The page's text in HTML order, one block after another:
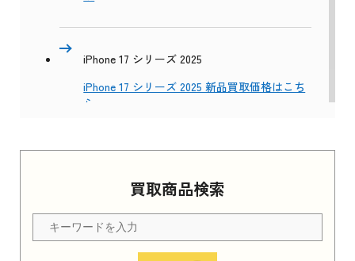
買取商品検索
iPhone 17 シリーズ 2025
iPhone 17 シリーズ 2025 新品買取価格はこち
ら
Apple Watch Series 11 2025 新品買取価格はこ
ちら